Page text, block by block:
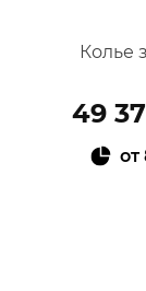
Колье
49
от